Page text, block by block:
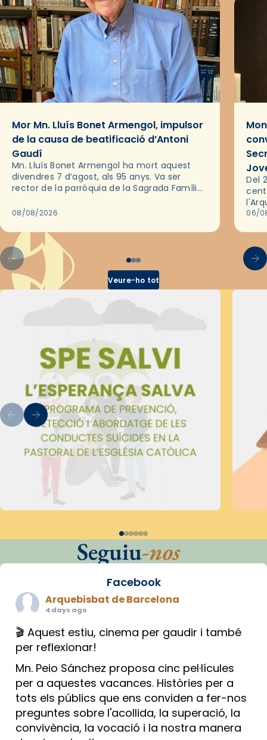
Mor Mn. Lluís Bonet Armengol, impulsor
de la causa de beatificació d’Antoni
Gaudí
Mn. Lluís Bonet Armengol ha mort aquest
divendres 7 d’agost, als 95 anys. Va ser
rector de la parròquia de la Sagrada Família
2018,…
08/08/2026
Del
les
06/
Veure-ho tot
Seguiu-nos
Facebook
Arquebisbat de Barcelona
4 days ago
🎬 Aquest estiu, cinema per gaudir i també
per reflexionar!
Mn. Peio Sánchez proposa cinc pel·lícules
per a aquestes vacances. Històries per a
tots els públics que ens conviden a fer-nos
preguntes sobre l'acollida, la superació, la
convivència, la vocació i la nostra manera